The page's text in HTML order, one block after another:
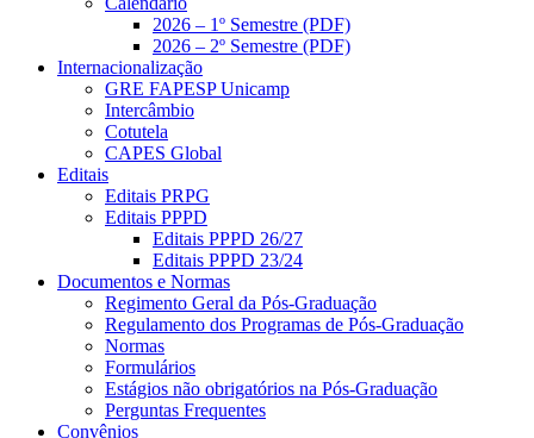
2026 – 1º Semestre (PDF)
2026 – 2º Semestre (PDF)
Internacionalização
GRE FAPESP Unicamp
Intercâmbio
Cotutela
CAPES Global
Editais
Editais PRPG
Editais PPPD
Editais PPPD 26/27
Editais PPPD 23/24
Documentos e Normas
Regimento Geral da Pós-Graduação
Regulamento dos Programas de Pós-Graduação
Normas
Formulários
Estágios não obrigatórios na Pós-Graduação
Perguntas Frequentes
Convênios